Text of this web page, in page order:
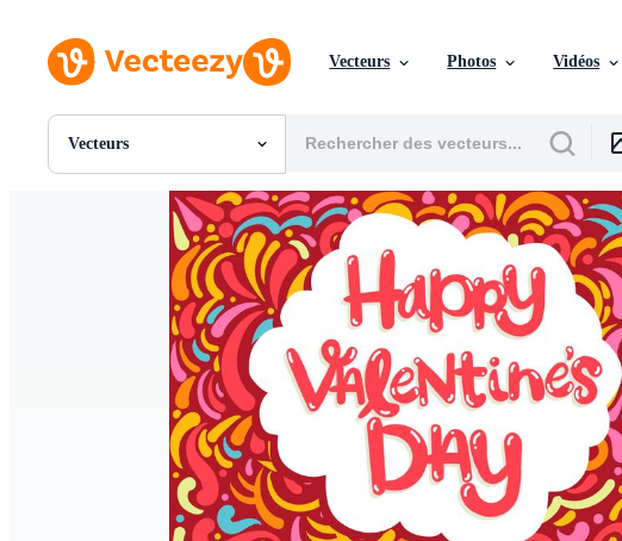
Vecteurs Photos Vidéos
Vecteurs
Toutes Images
Motion graphics
Images Éditoriales
Événements Éditoriaux